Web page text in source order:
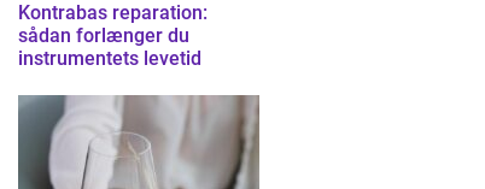
Kontrabas reparation:
sådan forlænger du
instrumentets levetid